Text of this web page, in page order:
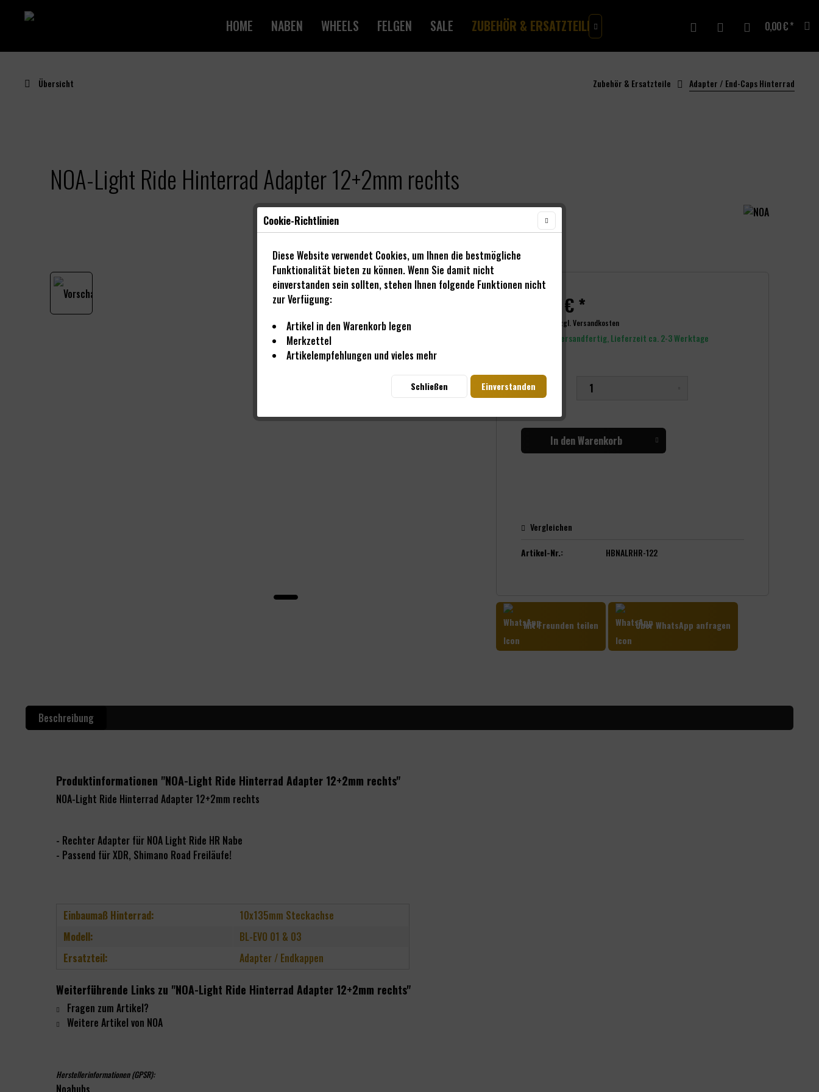
HOME NABEN WHEELS FELGEN SALE ZUBEHÖR & ERSATZTEILE GUTSCHEINE
 0,00 € *
Übersicht Zubehör & Ersatzteile Adapter / End-Caps Hinterrad
NOA-Light Ride Hinterrad Adapter 12+2mm rechts
14,90 € *
zzgl. Versandkosten
Sofort versandfertig, Lieferzeit ca. 2-3 Werktage
In denWarenkorb
Vergleichen
Artikel-Nr.:
HBNALRHR-122
Mit Freunden teilen Über WhatsApp anfragen
Beschreibung
Produktinformationen "NOA-Light Ride Hinterrad Adapter 12+2mm rechts"
NOA-Light Ride Hinterrad Adapter 12+2mm rechts
- Rechter Adapter für NOA Light Ride HR Nabe
- Passend für XDR, Shimano Road Freiläufe!
Einbaumaß Hinterrad:
10x135mm Steckachse
Modell:
BL-EVO 01 & 03
Ersatzteil:
Adapter / Endkappen
Weiterführende Links zu "NOA-Light Ride Hinterrad Adapter 12+2mm rechts"
Fragen zum Artikel?
Weitere Artikel von NOA
Herstellerinformationen (GPSR):
Noahubs
Cookie-Richtlinien
Diese Website verwendet Cookies, um Ihnen die bestmögliche
Funktionalität bieten zu können. Wenn Sie damit nicht
einverstanden sein sollten, stehen Ihnen folgende Funktionen nicht
zur Verfügung:
Artikel in den Warenkorb legen
Merkzettel
Artikelempfehlungen und vieles mehr
Einverstanden
Schließen